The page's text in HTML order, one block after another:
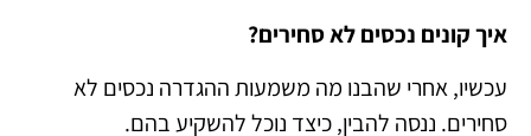
איך קונים נכסים לא סחירים?
עכשיו, אחרי שהבנו מה משמעות ההגדרה נכסים לא
סחירים. ננסה להבין, כיצד נוכל להשקיע בהם.